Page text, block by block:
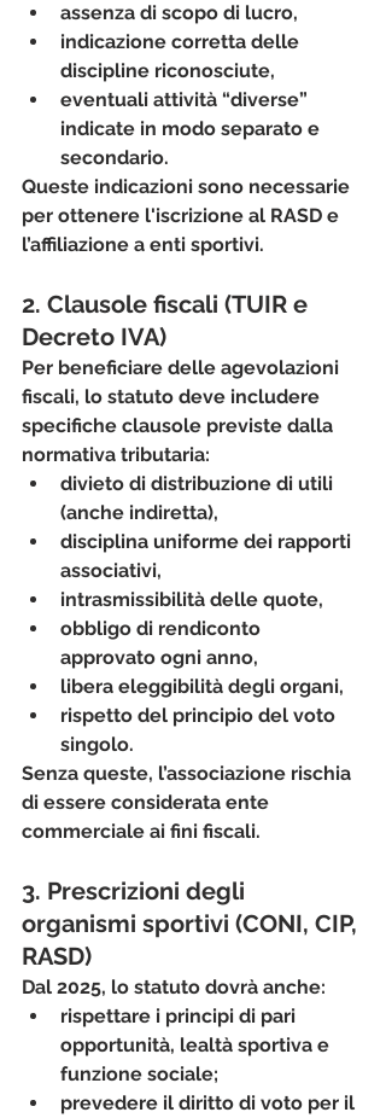
assenza di scopo di lucro,
indicazione corretta delle
discipline riconosciute,
eventuali attività “diverse”
indicate in modo separato e
secondario.
Queste indicazioni sono necessarie
per ottenere l'iscrizione al RASD e
l’affiliazione a enti sportivi.
2. Clausole fiscali (TUIR e
Decreto IVA)
Per beneficiare delle agevolazioni
fiscali, lo statuto deve includere
specifiche clausole previste dalla
normativa tributaria:
divieto di distribuzione di utili
(anche indiretta),
disciplina uniforme dei rapporti
associativi,
intrasmissibilità delle quote,
obbligo di rendiconto
approvato ogni anno,
libera eleggibilità degli organi,
rispetto del principio del voto
singolo.
Senza queste, l’associazione rischia
di essere considerata ente
commerciale ai fini fiscali.
3. Prescrizioni degli
organismi sportivi (CONI, CIP,
RASD)
Dal 2025, lo statuto dovrà anche:
rispettare i principi di pari
opportunità, lealtà sportiva e
funzione sociale;
prevedere il diritto di voto per il